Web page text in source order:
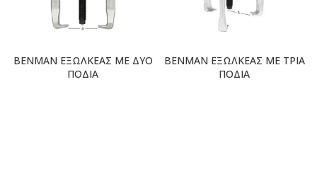
BENMAN ΕΞΩΛΚΕΑΣ ΜΕ ΔΥΟ
ΠΟΔΙΑ
BENMAN ΕΞΩΛΚΕΑΣ ΜΕ ΤΡΙΑ
ΠΟΔΙΑ